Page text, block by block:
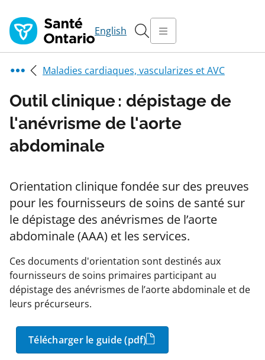
English
Maladies cardiaques, vascularizes et AVC
Outil clinique : dépistage de
l'anévrisme de l'aorte
abdominale
Orientation clinique fondée sur des preuves
pour les fournisseurs de soins de santé sur
le dépistage des anévrismes de l’aorte
abdominale (AAA) et les services.
Ces documents d'orientation sont destinés aux
fournisseurs de soins primaires participant au
dépistage des anévrismes de l’aorte abdominale et de
leurs précurseurs.
Télécharger le guide (pdf)